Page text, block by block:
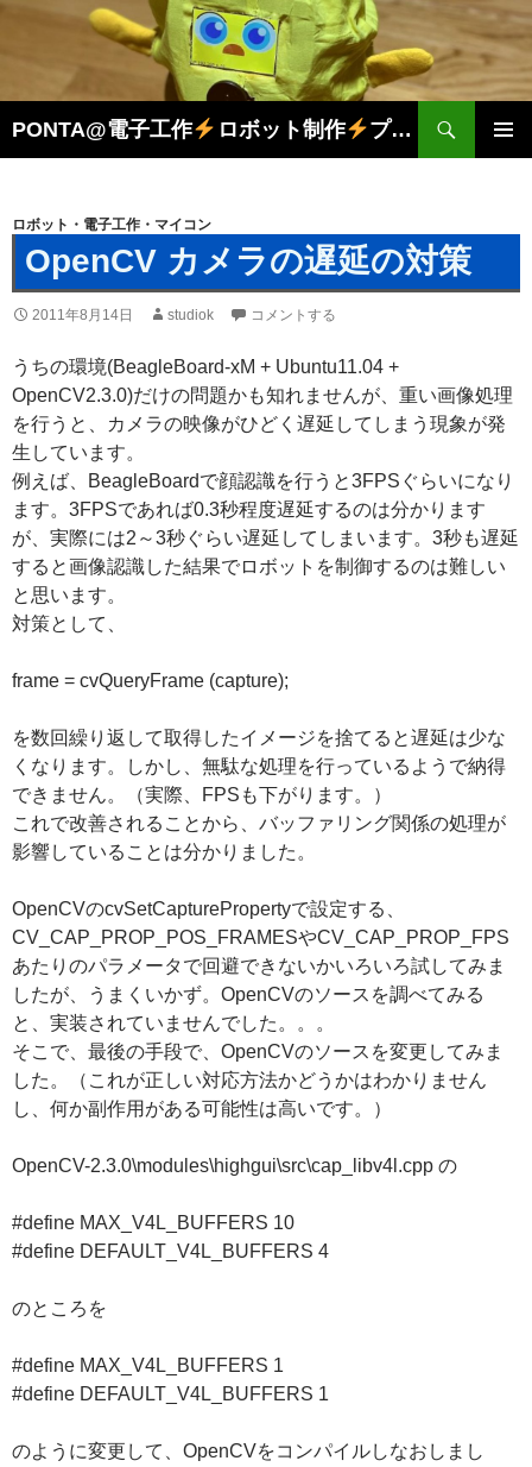
PONTA@電子工作 ロボット制作 プログラミング
索
ン
ス
キ
プ
ロボット・電子工作・マイコン
OpenCV カメラの遅延の対策
2011年8月14日 studiok コメントする
うちの環境(BeagleBoard-xM + Ubuntu11.04 +
OpenCV2.3.0)だけの問題かも知れませんが、重い画像処理
を行うと、カメラの映像がひどく遅延してしまう現象が発
生しています。
例えば、BeagleBoardで顔認識を行うと3FPSぐらいになり
ます。3FPSであれば0.3秒程度遅延するのは分かります
が、実際には2～3秒ぐらい遅延してしまいます。3秒も遅延
すると画像認識した結果でロボットを制御するのは難しい
と思います。
対策として、
frame = cvQueryFrame (capture);
を数回繰り返して取得したイメージを捨てると遅延は少な
くなります。しかし、無駄な処理を行っているようで納得
できません。（実際、FPSも下がります。）
これで改善されることから、バッファリング関係の処理が
影響していることは分かりました。
OpenCVのcvSetCapturePropertyで設定する、
CV_CAP_PROP_POS_FRAMESやCV_CAP_PROP_FPS
あたりのパラメータで回避できないかいろいろ試してみま
したが、うまくいかず。OpenCVのソースを調べてみる
と、実装されていませんでした。。。
そこで、最後の手段で、OpenCVのソースを変更してみま
した。（これが正しい対応方法かどうかはわかりません
し、何か副作用がある可能性は高いです。）
OpenCV-2.3.0\modules\highgui\src\cap_libv4l.cpp の
#define MAX_V4L_BUFFERS 10
#define DEFAULT_V4L_BUFFERS 4
のところを
#define MAX_V4L_BUFFERS 1
#define DEFAULT_V4L_BUFFERS 1
のように変更して、OpenCVをコンパイルしなおしまし